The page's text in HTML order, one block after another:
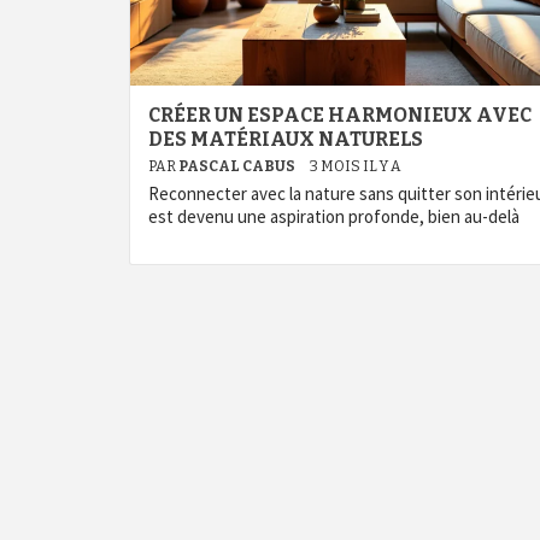
CRÉER UN ESPACE HARMONIEUX AVEC
DES MATÉRIAUX NATURELS
PAR PASCAL CABUS 3 MOIS IL Y A
Reconnecter avec la nature sans quitter son
est devenu une aspiration profonde, bien au-delà